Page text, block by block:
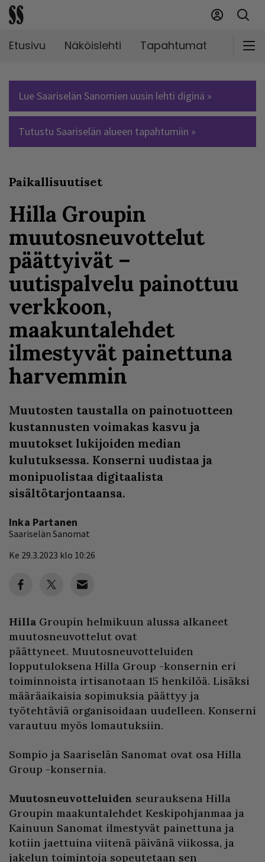
Etusivu Näköislehti Tapahtumat
Lue Saariselän Sanomien uusin lehti diginä »
Tutustu Saariselän alueen tapahtumiin »
Paikallisuutiset
Hilla Groupin
muutosneuvottelut
päättyivät –
uutispalvelu painottuu
verkkoon,
maakuntalehdet
ilmestyvät painettuna
harvemmin
Muutosten taustalla on painotuotteen
kustannusten voimakas kasvu ja
muutokset lukijoiden median
kulutuksessa. Konserni uudistaa ja
monipuolistaa digitaalista
sisältötarjontaansa.
Inka Partanen
Saariselän Sanomat
Ke 29.3.2023 klo 10:26
Hilla Groupin helmikuun alussa alkaneet
muutosneuvottelut ovat
päättyneet. Muutosneuvotteluiden
lopputuloksena Hilla Group -konsernin eri
toiminnoista irtisanotaan 15 henkilöä. Lisäksi
määräaikaisia sopimuksia päättyy ja
työtehtäviä organisoidaan uudelleen. Konserni
varautuu myös lomautuksiin.
Sompio ja Saariselän Sanomat ovat osa Hilla
Group -konsernia.
Muutosneuvotteluiden seurauksena Hilla
Groupin maakuntalehdet Keskipohjanmaa ja
Kainuun Sanomat ilmestyvät painettuna ja
kotiin jaettuina viitenä päivänä viikossa, ja
jakelun toimintoja sopeutetaan sen